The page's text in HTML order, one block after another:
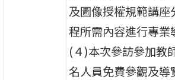
及圖像授權規範講
程所需內容進行專業
(４)本次參訪參加教
名人員免費參觀及